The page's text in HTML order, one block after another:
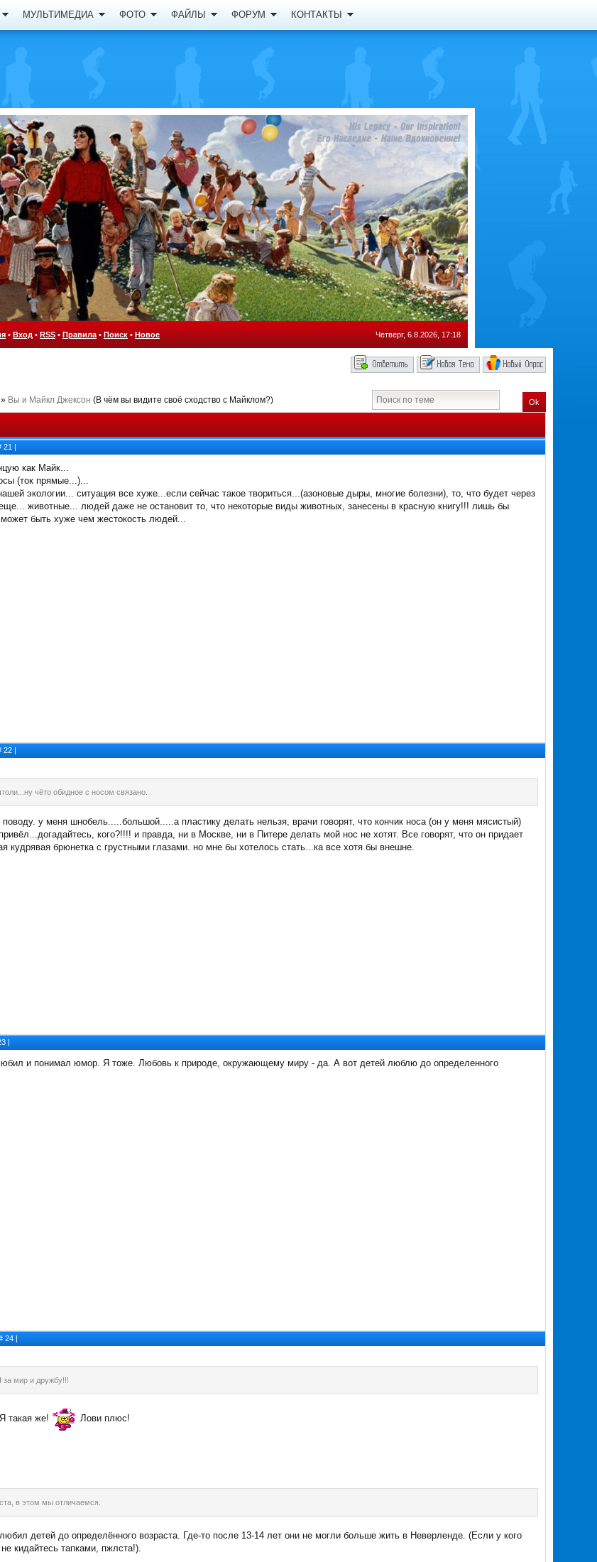
МУЛЬТИМЕДИА ФОТО ФАЙЛЫ ФОРУМ КОНТАКТЫ
• Вход • RSS • Правила • Поиск • Новое Четверг, 6.8.2026, 17:18
» Вы и Майкл Джексон (В чём вы видите своё сходство с Майклом?) Ok
21 |
как Майк...
(ток прямые...)...
экологии... ситуация все хуже...если сейчас такое твориться...(азоновые дыры, многие болезни), то, что будет через
животные... людей даже не остановит то, что некоторые виды животных, занесены в красную книгу!!! лишь бы
быть хуже чем жестокость людей...
22 |
чёто обидное с носом связано.
у меня шнобель.....большой.....а пластику делать нельзя, врачи говорят, что кончик носа (он у меня мясистый)
кого?!!!! и правда, ни в Москве, ни в Питере делать мой нос не хотят. Все говорят, что он придает
кудрявая брюнетка с грустными глазами. но мне бы хотелось стать...ка все хотя бы внешне.
|
и понимал юмор. Я тоже. Любовь к природе, окружающему миру - да. А вот детей люблю до определенного
24 |
за мир и дружбу!!!
Я такая же! Лови плюс!
в этом мы отличаемся.
детей до определённого возраста. Где-то после 13-14 лет они не могли больше жить в Неверленде. (Если у кого
кидайтесь тапками, пжлста!).